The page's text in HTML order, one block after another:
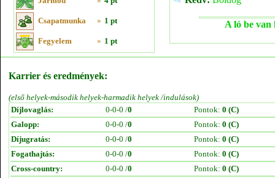
Csapatmunka » 1 pt
Fegyelem » 1 pt
A ló be van
Karrier és eredmények:
(első helyek-második helyek-harmadik helyek /indulások)
Díjlovaglás:
0-0-0 /0 Pontok: 0 (C)
Galopp:
0-0-0 /0 Pontok: 0 (C)
Díjugratás:
0-0-0 /0 Pontok: 0 (C)
Fogathajtás:
0-0-0 /0 Pontok: 0 (C)
Cross-country:
0-0-0 /0 Pontok: 0 (C)